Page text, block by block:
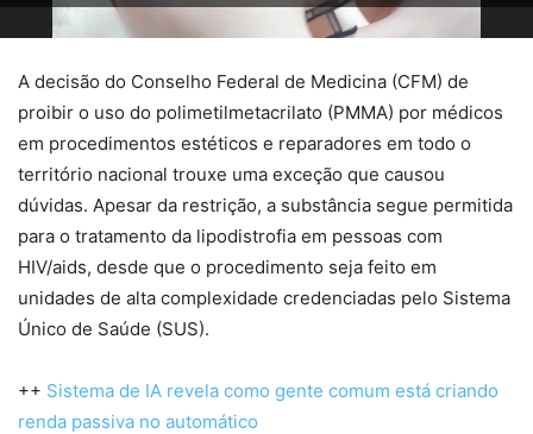
A decisão do Conselho Federal de Medicina (CFM) de
proibir o uso do polimetilmetacrilato (PMMA) por médicos
em procedimentos estéticos e reparadores em todo o
território nacional trouxe uma exceção que causou
dúvidas. Apesar da restrição, a substância segue permitida
para o tratamento da lipodistrofia em pessoas com
HIV/aids, desde que o procedimento seja feito em
unidades de alta complexidade credenciadas pelo Sistema
Único de Saúde (SUS).
++ Sistema de IA revela como gente comum está criando
renda passiva no automático